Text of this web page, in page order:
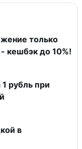
только
кешбэк до 10%!
рубль при
в